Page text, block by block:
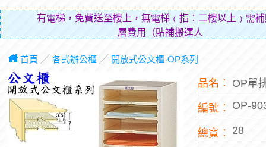
有電梯，免費送至樓上，無電梯﹙指︰二樓以上﹚需
層費用（貼補搬運人的辛勞）
首頁 ╱ 各式辦公櫃╱ 開放式公文櫃-OP系列
品名︰ OP單
編號︰ OP-
總寬︰ 28